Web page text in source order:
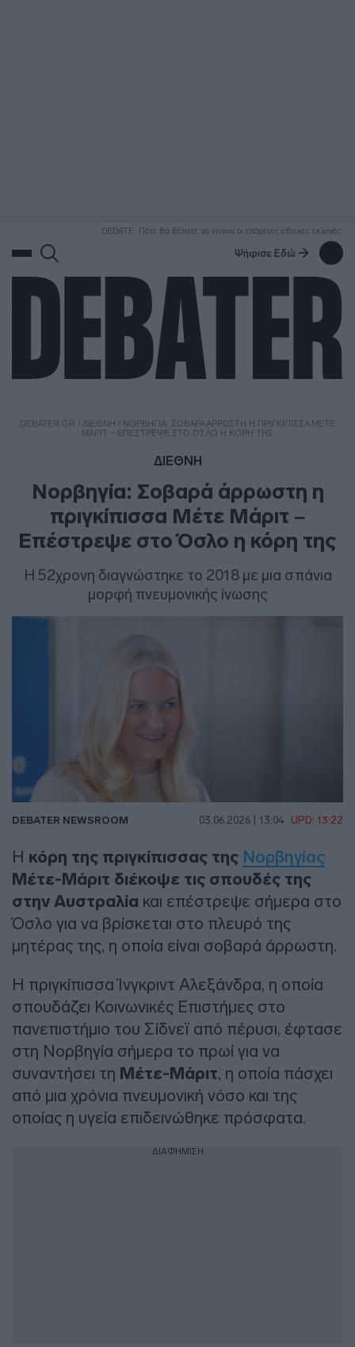
DEBATE: Πότε θα θέλατε να γίνουν οι επόμενες εθνικές εκλογές;
Ψήφισε Εδώ
DEBATER.GR / ΔΙΕΘΝΗ / ΝΟΡΒΗΓΊΑ: ΣΟΒΑΡΆ ΆΡΡΩΣΤΗ Η ΠΡΙΓΚΊΠΙΣΣΑ ΜΈΤΕ
ΜΆΡΙΤ – ΕΠΈΣΤΡΕΨΕ ΣΤΟ ΌΣΛΟ Η ΚΌΡΗ ΤΗΣ
ΔΙΕΘΝΗ
Νορβηγία: Σοβαρά άρρωστη η
πριγκίπισσα Μέτε Μάριτ –
Επέστρεψε στο Όσλο η κόρη της
Η 52χρονη διαγνώστηκε το 2018 με μια σπάνια
μορφή πνευμονικής ίνωσης
DEBATER NEWSROOM 03.06.2026 | 13:04 UPD: 13:22
Η κόρη της πριγκίπισσας της Νορβηγίας
Μέτε-Μάριτ διέκοψε τις σπουδές της
στην Αυστραλία και επέστρεψε σήμερα στο
Όσλο για να βρίσκεται στο πλευρό της
μητέρας της, η οποία είναι σοβαρά άρρωστη.
Η πριγκίπισσα Ίνγκριντ Αλεξάνδρα, η οποία
σπουδάζει Κοινωνικές Επιστήμες στο
πανεπιστήμιο του Σίδνεϊ από πέρυσι, έφτασε
στη Νορβηγία σήμερα το πρωί για να
συναντήσει τη Μέτε-Μάριτ, η οποία πάσχει
από μια χρόνια πνευμονική νόσο και της
οποίας η υγεία επιδεινώθηκε πρόσφατα.
ΔΙΑΦΗΜΙΣΗ